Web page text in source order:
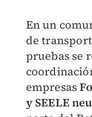
En un
de
pruebas se
empresas
y SEELE